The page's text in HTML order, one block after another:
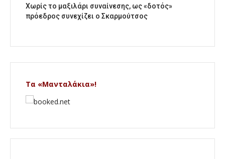
Χωρίς το μαξιλάρι συναίνεσης, ως «δοτός»
πρόεδρος συνεχίζει ο Σκαρμούτσος
Τα «Μανταλάκια»!